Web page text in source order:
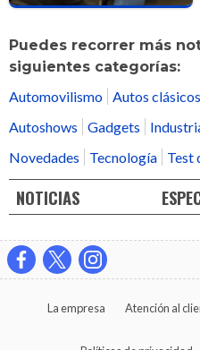
Puedes recorrer más
siguientes categorías:
Automovilismo Autos clásicos
Autoshows
Gadgets
Novedades
Tecnología Test
NOTICIAS
La empresa Atención al